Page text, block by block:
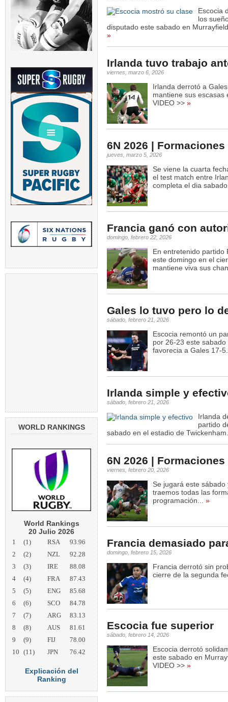
WORLD RANKINGS
World Rankings
20 Julio 2026
1 (1) RSA
93.96
2
(2) NZL
92.28
3
(3) IRE
88.08
4
(4) FRA
87.43
5
(5) ENG
85.68
6
(6) SCO
84.78
7
(7) ARG
83.13
8
(8) AUS
81.61
9
(9) FIJ
78.00
10 (11) JPN 76.42
Explicación del
Ranking
Escocia
los
disputado este sabado en
»
Irlanda tuvo trabajo
viernes, marzo 6, 2026
Irlanda derrotó a
mantiene sus escasas
VIDEO >> »
6N 2026 | Formaciones
jueves, marzo 5, 2026
Se viene la cuarta
el test match entre
completa el dia
Francia ganó con
domingo, febrero 22, 2026
En entretenido partido
este domingo en el
mantiene viva sus
Gales lo tuvo pero lo
sábado, febrero 21, 2026
Escocia remontó un
por 26-23 este
favorecia a Gales 17-
Irlanda simple y
sábado, febrero 21, 2026
Irlanda
partido
sabado en el estadio de
6N 2026 | Formaciones
viernes, febrero 20, 2026
Se jugará este
traemos todas las
programación...
»
Francia demasiado
domingo, febrero 15, 2026
Francia derrotó sin
cierre de la segunda
Escocia fue superior
sábado, febrero 14, 2026
Escocia derrotó
este sabado en
VIDEO >> »